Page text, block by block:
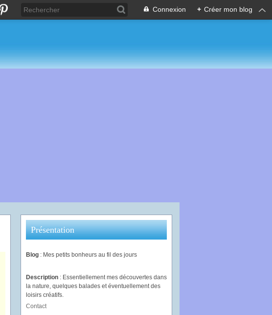
Connexion + Créer mon blog
Présentation
Blog : Mes petits bonheurs au fil des jours
Description : Essentiellement mes découvertes dans
la nature, quelques balades et éventuellement des
loisirs créatifs.
Contact